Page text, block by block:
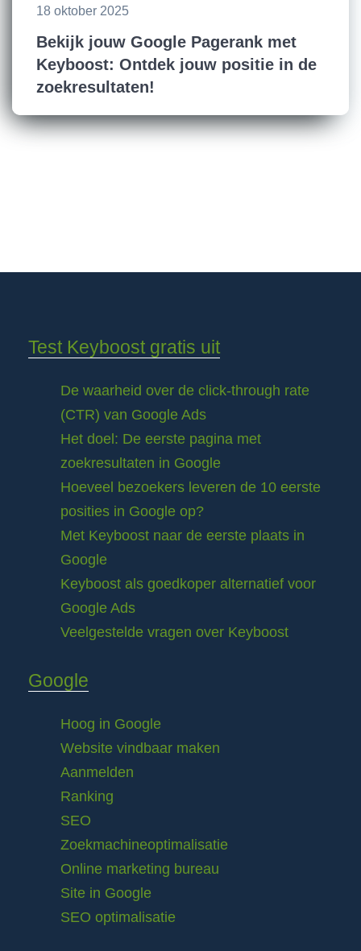
18 oktober 2025
Bekijk jouw Google Pagerank met
Keyboost: Ontdek jouw positie in de
zoekresultaten!
Test Keyboost gratis uit
De waarheid over de click-through rate
(CTR) van Google Ads
Het doel: De eerste pagina met
zoekresultaten in Google
Hoeveel bezoekers leveren de 10 eerste
posities in Google op?
Met Keyboost naar de eerste plaats in
Google
Keyboost als goedkoper alternatief voor
Google Ads
Veelgestelde vragen over Keyboost
Google
Hoog in Google
Website vindbaar maken
Aanmelden
Ranking
SEO
Zoekmachineoptimalisatie
Online marketing bureau
Site in Google
SEO optimalisatie